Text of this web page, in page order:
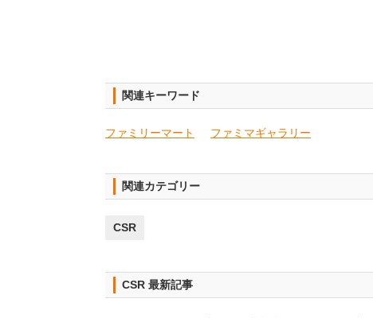
関連キーワード
ファミリーマート ファミマギャラリー
関連カテゴリー
CSR
CSR 最新記事